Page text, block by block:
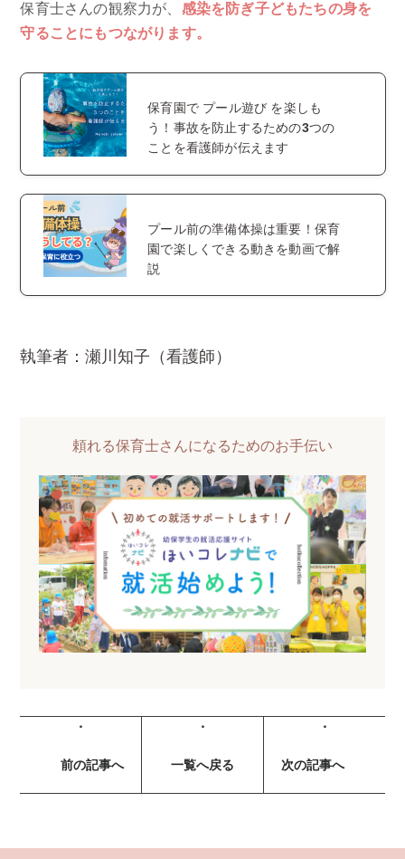
保育士さんの観察力が、 感染を防ぎ子どもたちの身を
守ることにもつながります。
保育園で プール遊び を楽しも
う！事故を防止するための3つの
ことを看護師が伝えます
プール前の準備体操は重要！保育
園で楽しくできる動きを動画で解
説
執筆者：瀬川知子（看護師）
頼れる保育士さんになるためのお手伝い
前の記事へ 一覧へ戻る 次の記事へ